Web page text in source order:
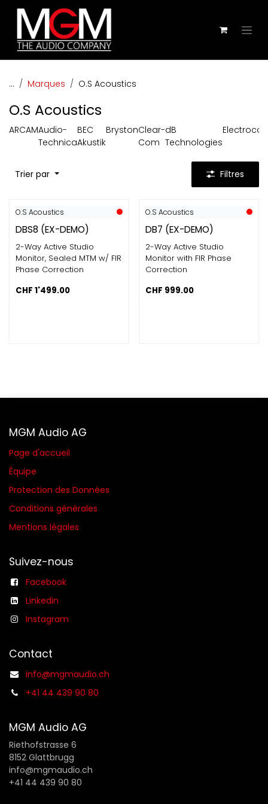
Se rendre au contenu
... Marques O.S Acoustics
O.S Acoustics
ARCAMAudio-
Technica
BEC
Akustik
BrystonClear-
Com
dB
Technologies
Trier par Filtres
O.S Acoustics
DBS8 (EX-DEMO)
2-Way Active Studio
Monitor, Sealed MTM w/ FIR
Phase Correction
CHF 1'499.00
O.S Acoustics
DB7 (EX-DEMO)
2-Way Active Studio
Monitor with FIR Phase
Correction
CHF 999.00
MGM Audio AG
Page d'accueil
Équipe
Protection des Données
Conditions générales​
Mentions légales
Suivez-nous
Facebook
Linkedin
Instagram
Contact
info@mgmaudio.ch
+41 44 439 90 80
MGM Audio AG
Riethofstrasse 6
8152 Glattbrugg
info@mgmaudio.ch
+41 44 439 90 80